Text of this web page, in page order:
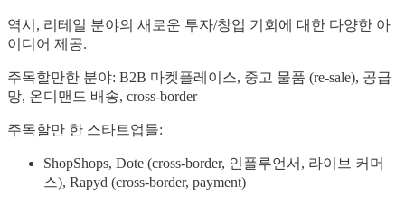
역시, 리테일 분야의 새로운 투자/창업 기회에 대한 다양한 아
이디어 제공.
주목할만한 분야: B2B 마켓플레이스, 중고 물품 (re-sale), 공급
망, 온디맨드 배송, cross-border
주목할만 한 스타트업들:
ShopShops, Dote (cross-border, 인플루언서, 라이브 커머
스), Rapyd (cross-border, payment)